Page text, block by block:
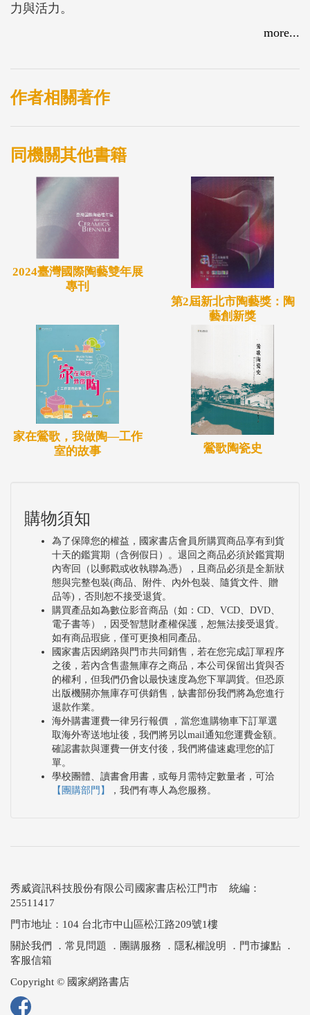
力與活力。
more...
作者相關著作
同機關其他書籍
2024臺灣國際陶藝雙年展
專刊
第2屆新北市陶藝獎：陶
藝創新獎
家在鶯歌，我做陶—工作
室的故事
鶯歌陶瓷史
購物須知
為了保障您的權益，國家書店會員所購買商品享有到貨
十天的鑑賞期（含例假日）。退回之商品必須於鑑賞期
內寄回（以郵戳或收執聯為憑），且商品必須是全新狀
態與完整包裝(商品、附件、內外包裝、隨貨文件、贈
品等)，否則恕不接受退貨。
購買產品如為數位影音商品（如：CD、VCD、DVD、
電子書等），因受智慧財產權保護，恕無法接受退貨。
如有商品瑕疵，僅可更換相同產品。
國家書店因網路與門市共同銷售，若在您完成訂單程序
之後，若內含售盡無庫存之商品，本公司保留出貨與否
的權利，但我們仍會以最快速度為您下單調貨。但恐原
出版機關亦無庫存可供銷售，缺書部份我們將為您進行
退款作業。
海外購書運費一律另行報價 ，當您進購物車下訂單選
取海外寄送地址後，我們將另以mail通知您運費金額。
確認書款與運費一併支付後，我們將儘速處理您的訂
單。
學校團體、讀書會用書，或每月需特定數量者，可洽
【團購部門】
，我們有專人為您服務。
秀威資訊科技股份有限公司國家書店松江門市 統編：
25511417
門市地址：104 台北市中山區松江路209號1樓
關於我們
． 常見問題 ． 團購服務 ． 隱私權說明 ． 門市據點 ．
客服信箱
Copyright © 國家網路書店